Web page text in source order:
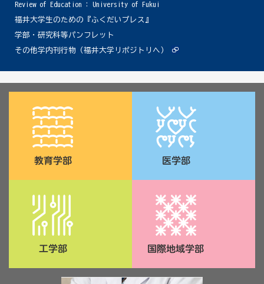
Review of Education : University of Fukui
福井大学生のための『ふくだいプレス』
学部・研究科等パンフレット
その他学内刊行物（福井大学リポジトリへ）